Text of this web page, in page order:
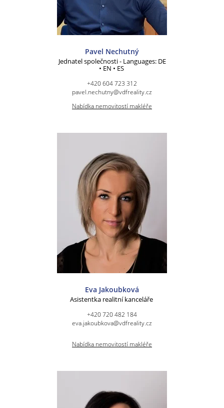
Pavel Nechutný
Jednatel společnosti - Languages: DE
• EN • ES
+420 604 723 312
pavel.nechutny@vdfreality.cz
Nabídka nemovitostí makléře
Eva Jakoubková
Asistentka realitní kanceláře
+420 720 482 184
eva.jakoubkova@vdfreality.cz
Nabídka nemovitostí makléře